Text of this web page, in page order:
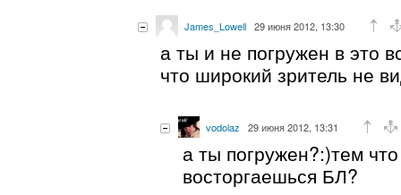
James_Lowell 29 июня 2012, 13:30
а ты и не погружен в это
что широкий зритель не
vodolaz 29 июня 2012, 13:31
а ты погружен?:)тем
восторгаешься БЛ?